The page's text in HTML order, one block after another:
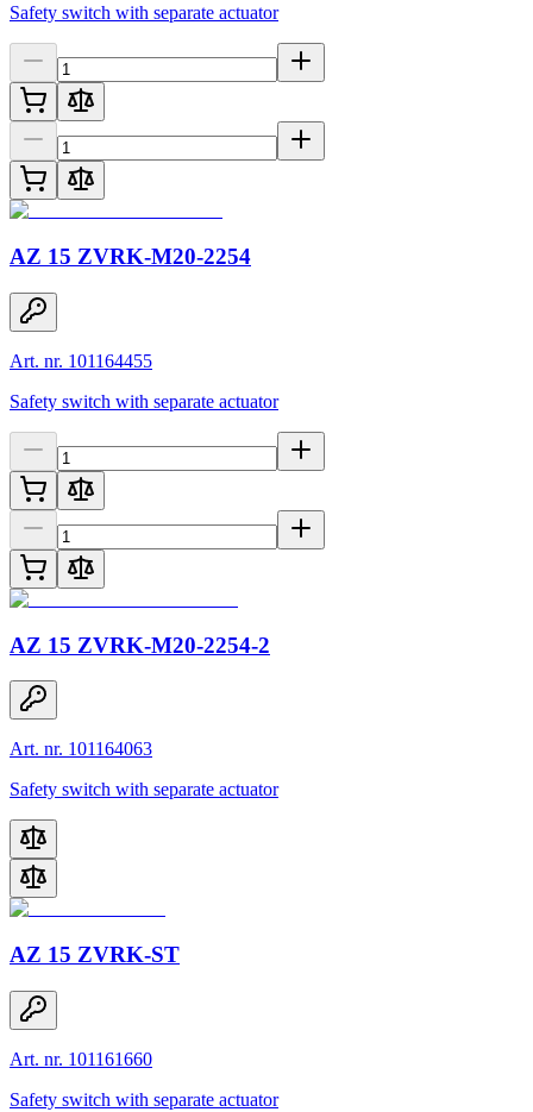
Safety switch with separate actuator
AZ 15 ZVRK-M20-2254
Art. nr. 101164455
Safety switch with separate actuator
AZ 15 ZVRK-M20-2254-2
Art. nr. 101164063
Safety switch with separate actuator
AZ 15 ZVRK-ST
Art. nr. 101161660
Safety switch with separate actuator